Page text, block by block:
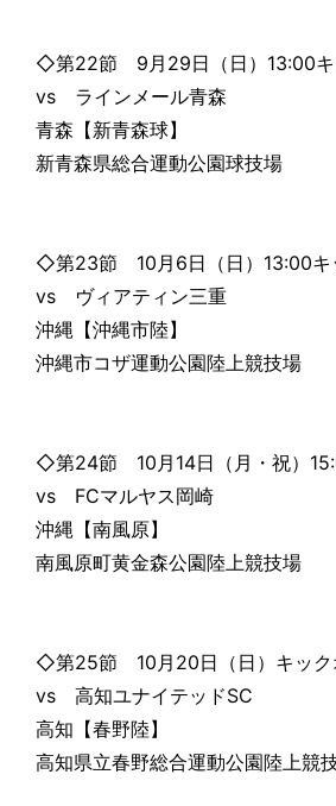
◇第22節 9月29日（日）13:00キ
vs ラインメール青森
青森【新青森球】
新青森県総合運動公園球技場
◇第23節 10月6日（日）13:00キ
vs ヴィアティン三重
沖縄【沖縄市陸】
沖縄市コザ運動公園陸上競技場
◇第24節 10月14日（月・祝）
vs FCマルヤス岡崎
沖縄【南風原】
南風原町黄金森公園陸上競技場
◇第25節 10月20日（日）キック
vs 高知ユナイテッドSC
高知【春野陸】
高知県立春野総合運動公園陸上競